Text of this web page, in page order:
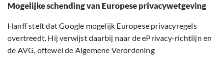
Mogelijke schending van Europese privacywetgeving
Hanff stelt dat Google mogelijk Europese privacyregels
overtreedt. Hij verwijst daarbij naar de ePrivacy-richtlijn en
de AVG, oftewel de Algemene Verordening